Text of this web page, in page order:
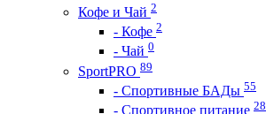
Кофе и Чай 2
- Кофе 2
- Чай 0
SportPRO 89
- Спортивные БАДы 55
- Спортивное питание 28